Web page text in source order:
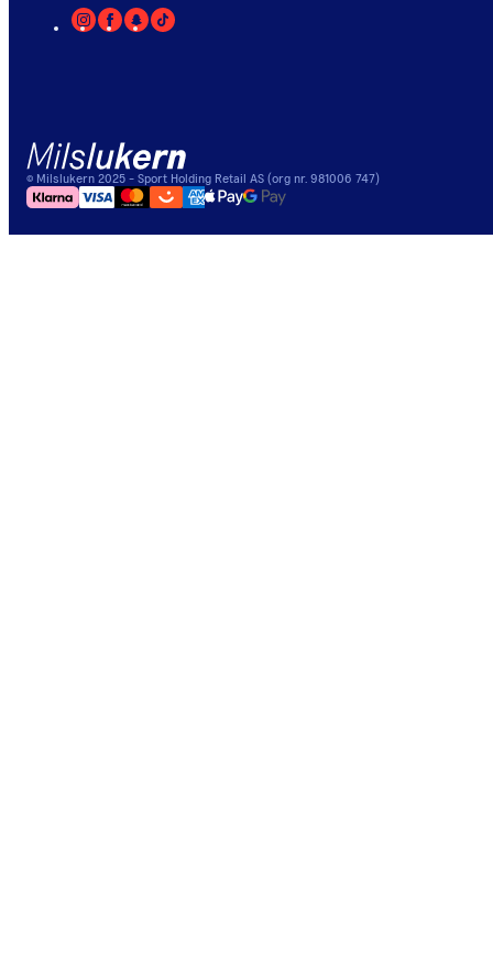
© Milslukern 2025 - Sport Holding Retail AS (org nr. 981006 747)